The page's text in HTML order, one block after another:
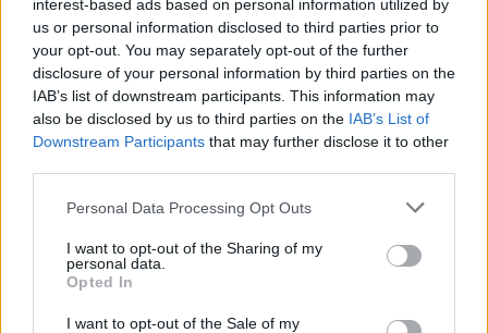
interest-based ads based on personal information utilized by
us or personal information disclosed to third parties prior to
your opt-out. You may separately opt-out of the further
disclosure of your personal information by third parties on the
IAB’s list of downstream participants. This information may
also be disclosed by us to third parties on the IAB’s List of
Downstream Participants that may further disclose it to other
Personal Data Processing Opt Outs
I want to opt-out of the Sharing of my
personal data.
Opted In
I want to opt-out of the Sale of my
JOÃO FONTE REFORÇA EQUIPA DE FUTSAL DO FC